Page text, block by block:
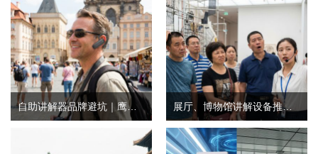
自助讲解器品牌避坑｜鹰米自助讲解器，实测好用不踩雷 展厅、博物馆讲解设备推荐｜分区讲解系统，解决多团队接待核心痛点